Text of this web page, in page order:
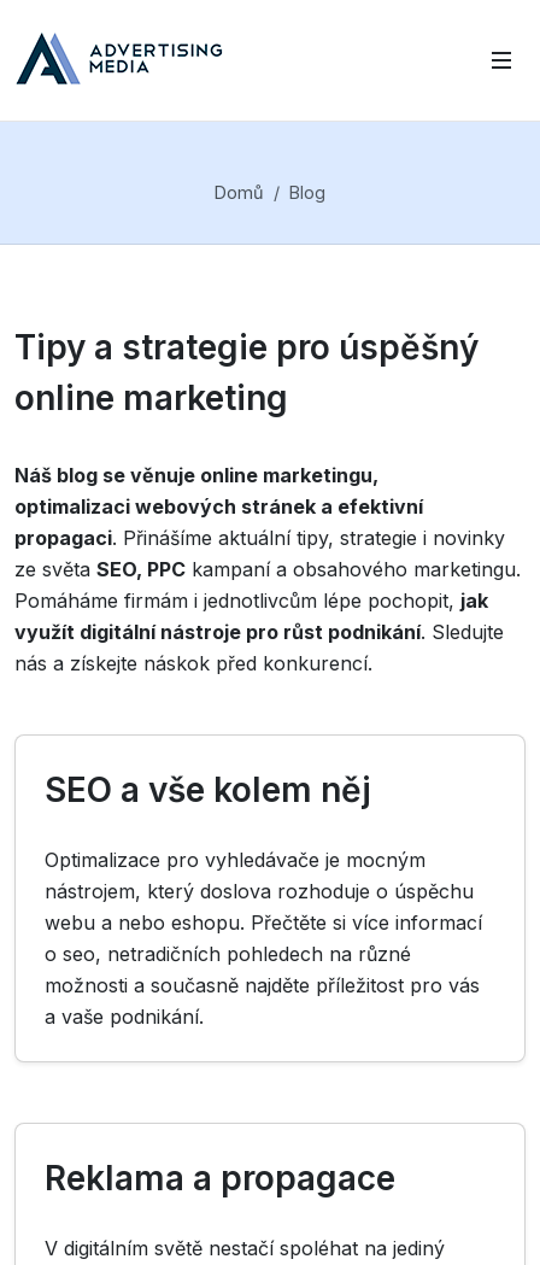
Domů Blog
Tipy a strategie pro úspěšný
online marketing
Náš blog se věnuje online marketingu,
optimalizaci webových stránek a efektivní
propagaci. Přinášíme aktuální tipy, strategie i novinky
ze světa SEO, PPC kampaní a obsahového marketingu.
Pomáháme firmám i jednotlivcům lépe pochopit, jak
využít digitální nástroje pro růst podnikání. Sledujte
nás a získejte náskok před konkurencí.
SEO a vše kolem něj
Optimalizace pro vyhledávače je mocným
nástrojem, který doslova rozhoduje o úspěchu
webu a nebo eshopu. Přečtěte si více informací
o seo, netradičních pohledech na různé
možnosti a současně najděte příležitost pro vás
a vaše podnikání.
Reklama a propagace
V digitálním světě nestačí spoléhat na jediný